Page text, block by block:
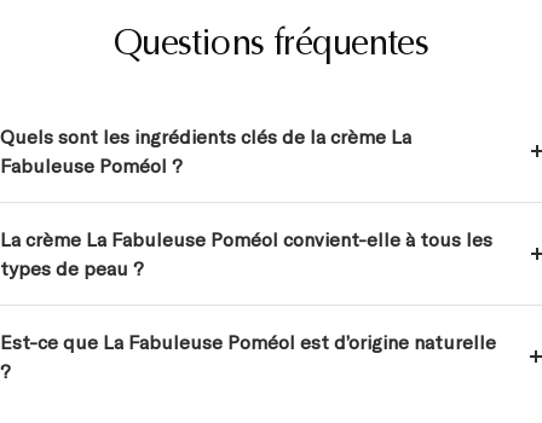
Questions fréquentes
Quels sont les ingrédients clés de la crème La
Fabuleuse Poméol ?
La crème La Fabuleuse Poméol convient-elle à tous les
types de peau ?
Est-ce que La Fabuleuse Poméol est d’origine naturelle
?